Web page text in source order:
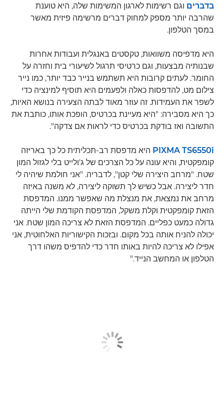
בדברים וגם רשימות לארגון המשימות שלה, היא טוענת
שהרבה יותר מספק למחוק דברים מרשימה פיזית מאשר
במסך הטלפון.
היא מדפיסה משוואות, טקסטים באנגלית ועבודות אחרות
שבנותיה מבצעות, וגם כרטיסי תרגול לשיעורי בית וחזרה על
החומר. לעתים קרובות היא תשתמש בנייר כבד יותר, כמו נייר
צילום מט, להדפסות כאלה ולפעמים היא תוסיף למינציה כדי
לשפר את העמידות. זה עוזר מאוד לבתה הצעירה בנושא האיות,
כך היא מסבירה: "היא מעיינת בכרטיס, הופכת אותו, כותבת את
התשובה ואז בודקת בכרטיס כדי לראות אם צדקה".
PIXMA TS6550i היא מדפסת רב-תכליתית כל כך באריזה
קומפקטית, והיא עונה על כל הצרכים של ג'ולייט בלי לגזול המון
שטח. "מרחב היצירה שלי קטן", לדבריה. "אני חולמת שיהיה לי
חדר ליצירה. אבל כשיש לך תשוקה ליצירה, לא משנה באיזה
מרחב את נמצאת, את מנצלת מה שאפשר ממנו. המדפסת
הזאת קומפקטית וקלת משקל, המדפסת הקודמת שלי הייתה
גדולה כמעט כפליים. המדפסת הזאת לא צריכה המון שטח. אני
יכולה להניח אותה בכל מקום. ובזכות הקישוריות האלחוטית, אני
אפילו לא צריכה להיות באותו חדר כדי להדפיס משהו דרך
הטלפון או המחשב הנייד."